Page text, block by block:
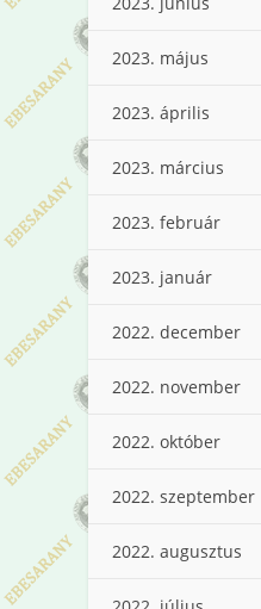
2023. május
2023. április
2023. március
2023. február
2023. január
2022. december
2022. november
2022. október
2022. szeptember
2022. augusztus